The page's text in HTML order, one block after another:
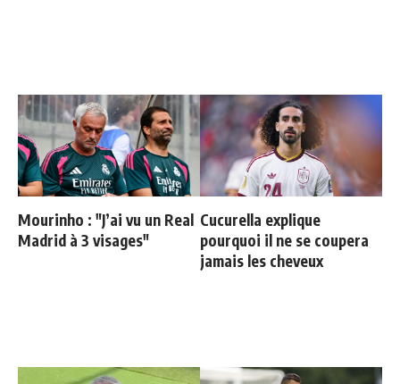
Mourinho : "J’ai vu un Real
Madrid à 3 visages"
Cucurella explique
pourquoi il ne se coupera
jamais les cheveux